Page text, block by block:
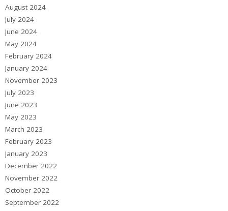
August 2024
July 2024
June 2024
May 2024
February 2024
January 2024
November 2023
July 2023
June 2023
May 2023
March 2023
February 2023
January 2023
December 2022
November 2022
October 2022
September 2022